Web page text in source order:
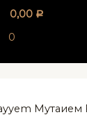
0,00 Р
0